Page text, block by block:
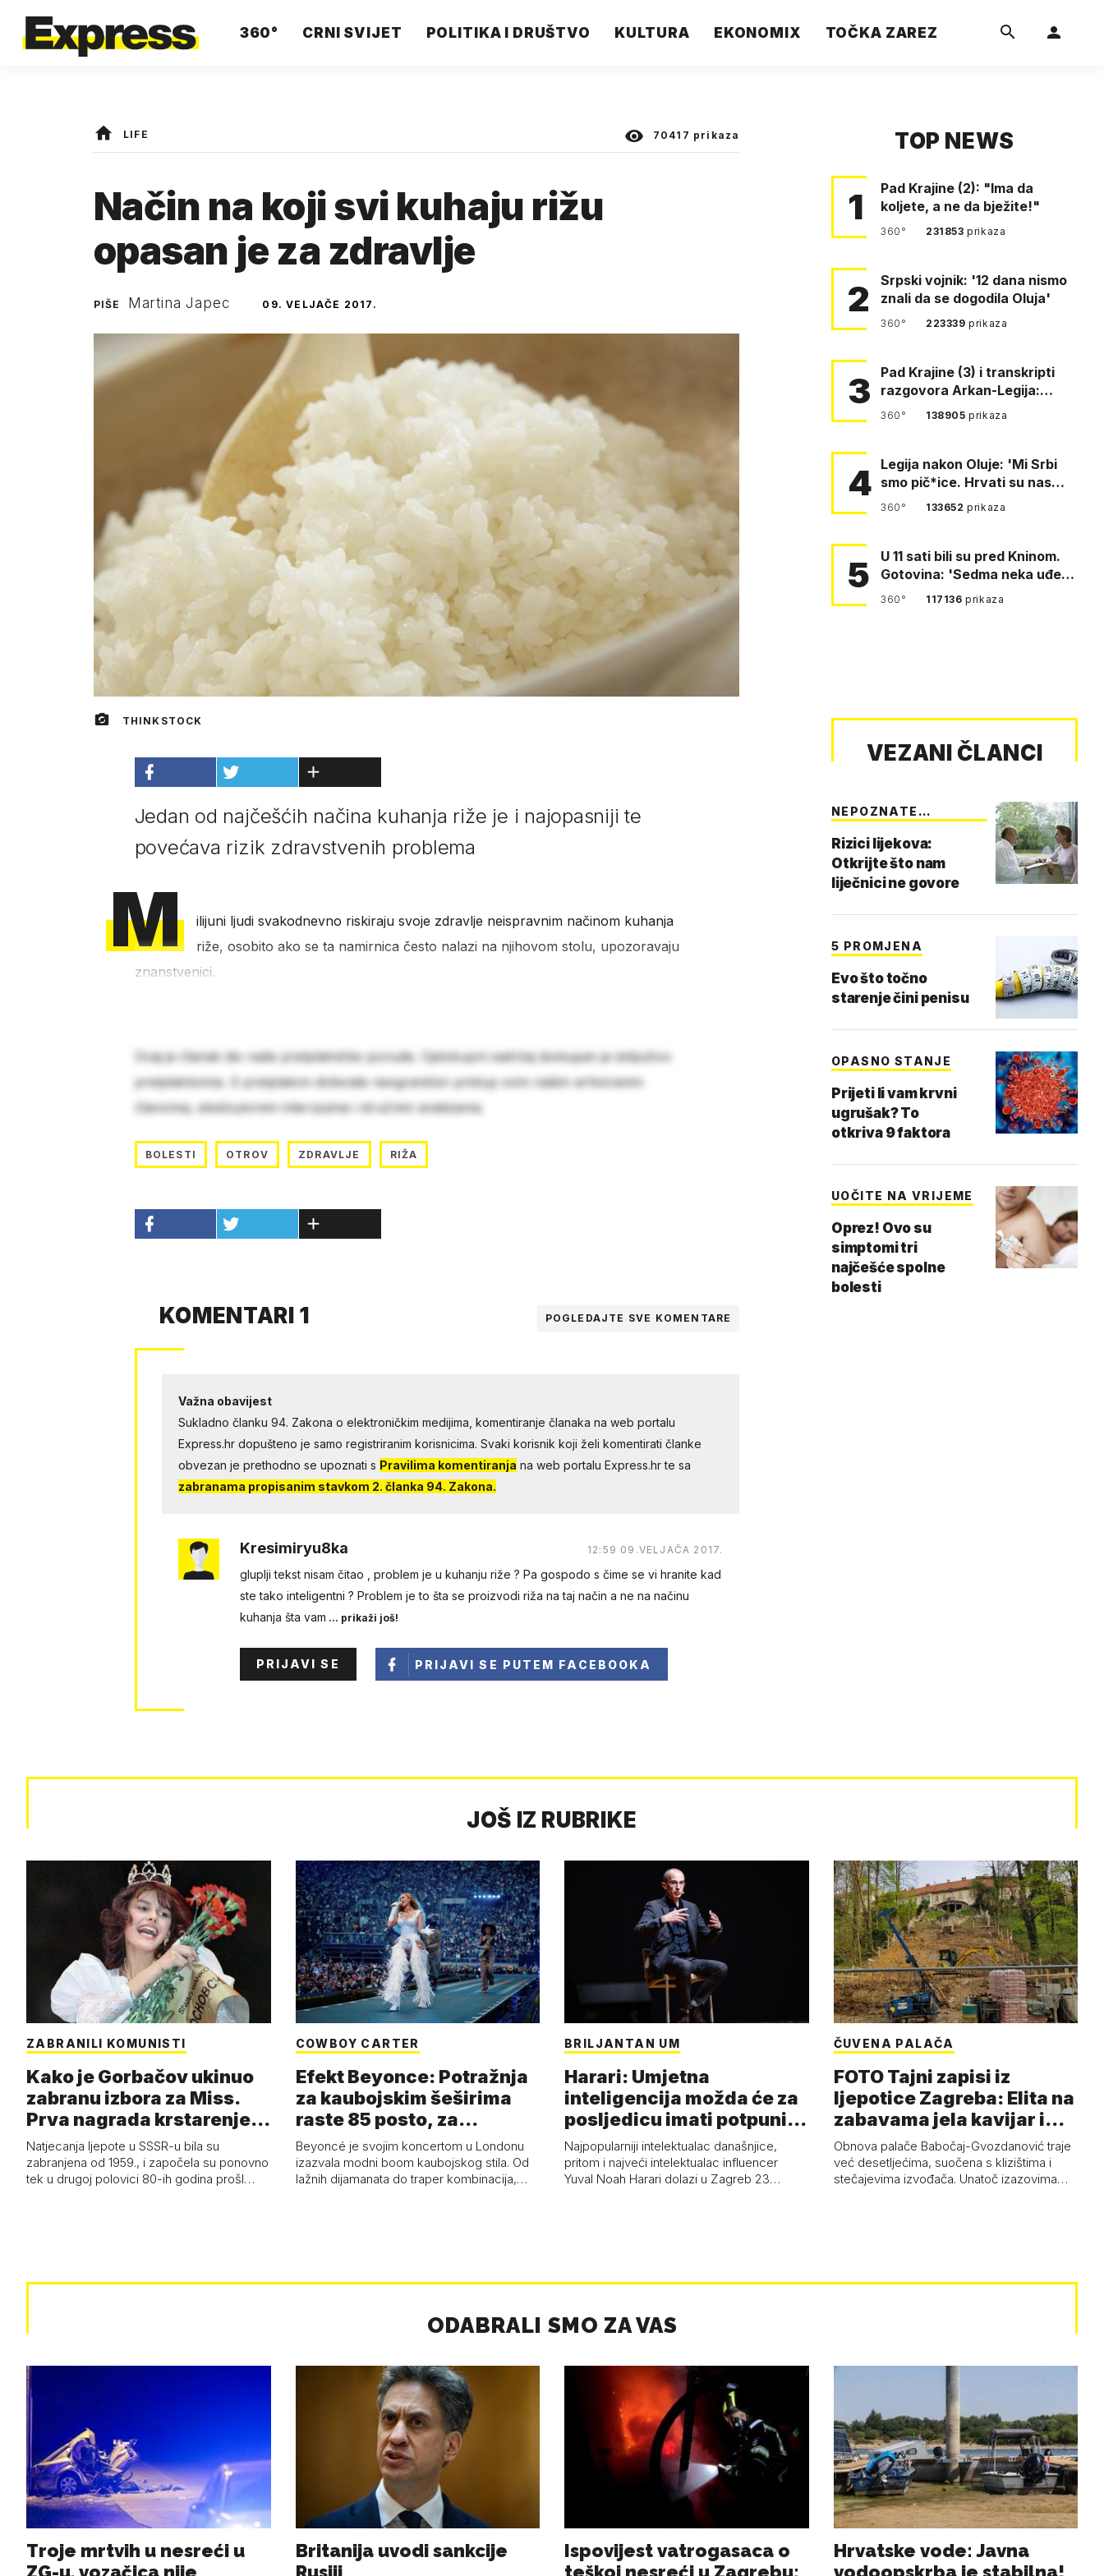
360° CRNI SVIJET POLITIKA I DRUŠTVO KULTURA EKONOMIX TOČKA ZAREZ
LIFE 70417 prikaza
Način na koji svi kuhaju rižu
opasan je za zdravlje
PIŠE Martina Japec 09. VELJAČE 2017.
THINKSTOCK
Jedan od najčešćih načina kuhanja riže je i najopasniji te
povećava rizik zdravstvenih problema
M
ilijuni ljudi svakodnevno riskiraju svoje zdravlje neispravnim načinom kuhanja
riže, osobito ako se ta namirnica često nalazi na njihovom stolu, upozoravaju
znanstvenici.
Ovaj je članak dio naše pretplatničke ponude. Cjelokupni sadržaj dostupan je isključivo
pretplatnicima. S pretplatom dobivate neograničen pristup svim našim arhiviranim
člancima, ekskluzivnim intervjuima i stručnim analizama.
BOLESTI OTROV ZDRAVLJE RIŽA
KOMENTARI 1 POGLEDAJTE SVE KOMENTARE
Važna obavijest
Sukladno članku 94. Zakona o elektroničkim medijima, komentiranje članaka na web portalu
Express.hr dopušteno je samo registriranim korisnicima. Svaki korisnik koji želi komentirati članke
obvezan je prethodno se upoznati s Pravilima komentiranja na web portalu Express.hr te sa
zabranama propisanim stavkom 2. članka 94. Zakona.
Kresimiryu8ka 12:59 09.VELJAČA 2017.
gluplji tekst nisam čitao , problem je u kuhanju riže ? Pa gospodo s čime se vi hranite kad
ste tako inteligentni ? Problem je to šta se proizvodi riža na taj način a ne na načinu
kuhanja šta vam ... prikaži još!
PRIJAVI SE PRIJAVI SE PUTEM FACEBOOKA
TOP NEWS
1
Pad Krajine (2): "Ima da
koljete, a ne da bježite!"
360° 231853prikaza
2
Srpski vojnik: '12 dana nismo
znali da se dogodila Oluja'
360° 223339prikaza
3
Pad Krajine (3) i transkripti
razgovora Arkan-Legija:
'Čujem, prelazite ustašam…
360° 138905prikaza
4 Legija nakon Oluje: 'Mi Srbi
smo pič*ice. Hrvati su nas
pomeli!'
360° 133652prikaza
5
U 11 sati bili su pred Kninom.
Gotovina: 'Sedma neka uđe,
4. gardijska neka g…
360° 117136prikaza
VEZANI ČLANCI
NEPOZNATE
Rizici lijekova:
Otkrijte što nam
liječnici ne govore
5 PROMJENA
Evo što točno
starenje čini penisu
OPASNO STANJE
Prijeti li vam krvni
ugrušak? To
otkriva 9 faktora
UOČITE NA VRIJEME
Oprez! Ovo su
simptomi tri
najčešće spolne
bolesti
JOŠ IZ RUBRIKE
ZABRANILI KOMUNISTI
Kako je Gorbačov ukinuo
zabranu izbora za Miss.
Prva nagrada krstarenje
Jadran…
Natjecanja ljepote u SSSR-u bila su
zabranjena od 1959., i započela su ponovno
tek u drugoj polovici 80-ih godina prošl…
COWBOY CARTER
Efekt Beyonce: Potražnja
za kaubojskim šeširima
raste 85 posto, za
čizmama 53 p…
Beyoncé je svojim koncertom u Londonu
izazvala modni boom kaubojskog stila. Od
lažnih dijamanata do traper kombinacija,…
BRILJANTAN UM
Harari: Umjetna
inteligencija možda će za
posljedicu imati potpuni
kolaps čovje…
Najpopularniji intelektualac današnjice,
pritom i najveći intelektualac influencer
Yuval Noah Harari dolazi u Zagreb 23…
ČUVENA PALAČA
FOTO Tajni zapisi iz
ljepotice Zagreba: Elita na
zabavama jela kavijar i
pud…
Obnova palače Babočaj-Gvozdanović traje
već desetljećima, suočena s klizištima i
stečajevima izvođača. Unatoč izazovima…